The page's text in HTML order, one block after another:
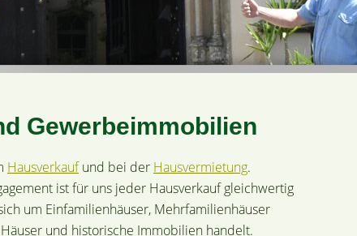
Gewerbeimmobilien
Hausverkaufund bei der Hausvermietung.
ist für uns jeder Hausverkauf gleichwertig
um Einfamilienhäuser, Mehrfamilienhäuser
und historische Immobilien handelt.